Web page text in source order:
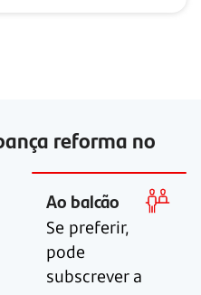
reforma no
Ao balcão
Se preferir,
pode
subscrever a